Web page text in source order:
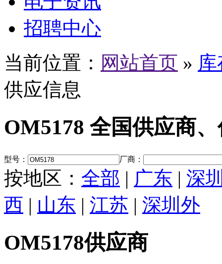
招聘中心
当前位置： 网站首页 »
供应信息
OM5178 全国供应商
型号： 厂商：
按地区： 全部 | 广东 | 深
西 | 山东 | 江苏 | 深圳外
OM5178供应商